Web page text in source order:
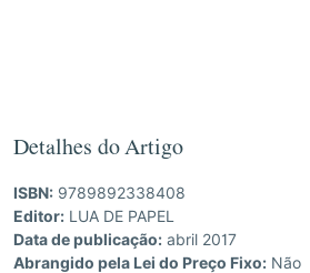
Detalhes do Artigo
ISBN: 9789892338408
Editor: LUA DE PAPEL
Data de publicação: abril 2017
Abrangido pela Lei do Preço Fixo: Não